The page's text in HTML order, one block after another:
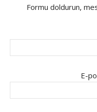
Formu doldurun,
E-